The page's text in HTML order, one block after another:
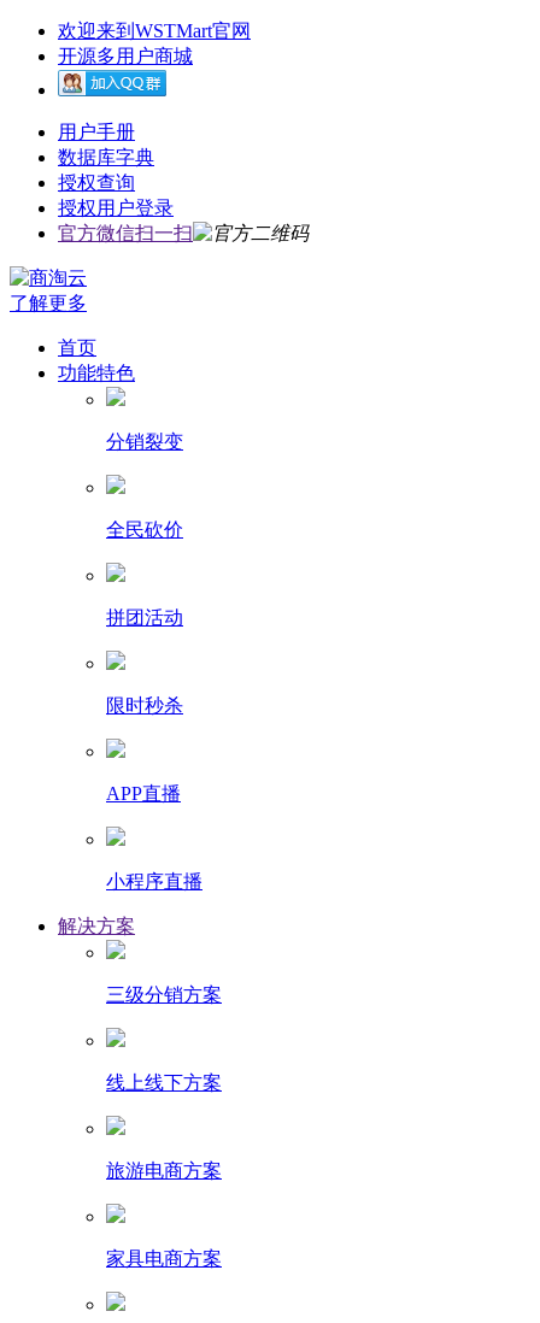
欢迎来到WSTMart官网
开源多用户商城
用户手册
数据库字典
授权查询
授权用户登录
官方微信扫一扫
了解更多
首页
功能特色
分销裂变
全民砍价
拼团活动
限时秒杀
APP直播
小程序直播
解决方案
三级分销方案
线上线下方案
旅游电商方案
家具电商方案